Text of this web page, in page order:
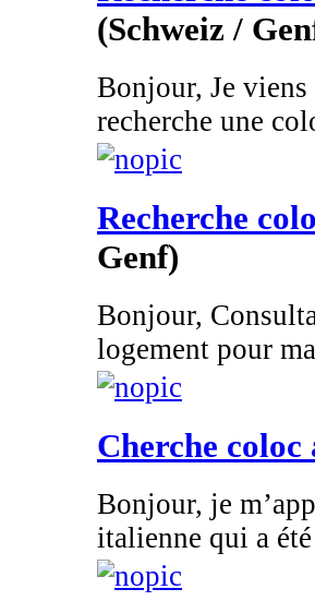
(Schweiz /
Bonjour, Je
recherche une
Recherche
Genf)
Bonjour,
logement pour
Cherche coloc
Bonjour, je
italienne qui a